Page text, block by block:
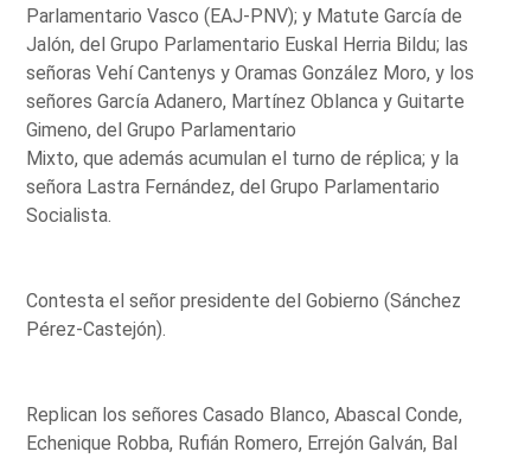
Parlamentario Vasco (EAJ-PNV); y Matute García de
Jalón, del Grupo Parlamentario Euskal Herria Bildu; las
señoras Vehí Cantenys y Oramas González Moro, y los
señores García Adanero, Martínez Oblanca y Guitarte
Gimeno, del Grupo Parlamentario
Mixto, que además acumulan el turno de réplica; y la
señora Lastra Fernández, del Grupo Parlamentario
Socialista.
Contesta el señor presidente del Gobierno (Sánchez
Pérez-Castejón).
Replican los señores Casado Blanco, Abascal Conde,
Echenique Robba, Rufián Romero, Errejón Galván, Bal